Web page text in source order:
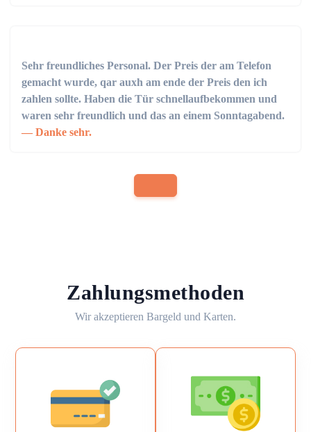
Sehr freundliches Personal. Der Preis der am Telefon
gemacht wurde, qar auxh am ende der Preis den ich
zahlen sollte. Haben die Tür schnellaufbekommen und
waren sehr freundlich und das an einem Sonntagabend.
Danke sehr.
Zahlungsmethoden
Wir akzeptieren Bargeld und Karten.